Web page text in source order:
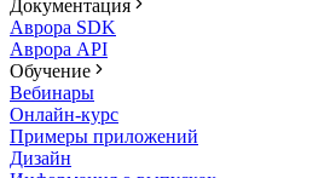
Документация
Аврора SDK
Аврора API
Обучение
Вебинары
Онлайн-курс
Примеры приложений
Дизайн